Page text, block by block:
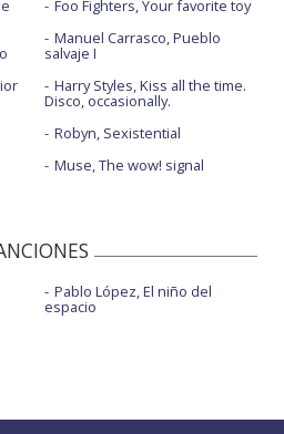
Foo Fighters, Your favorite toy
Manuel Carrasco, Pueblo
salvaje I
Harry Styles, Kiss all the time.
Disco, occasionally.
Robyn, Sexistential
Muse, The wow! signal
Pablo López, El niño del
espacio